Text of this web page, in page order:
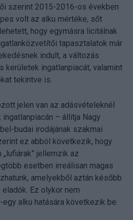
szerint 2015-2016-os években
volt az alku mértéke, sőt
hogy egymásra licitálnak
tapasztalatok már
indult, a változás
kerületek ingatlanpiacát, valamint
tekintve is.
jelen van az adásvételeknél
– állítja Nagy
budai irodájának szakmai
ez abból következik, hogy
jellemzik az
esetben irreálisan magas
amelyekből aztán később
Ez olykor nem
alku hatására következik be.